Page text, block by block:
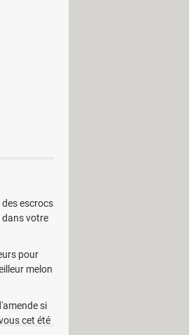
ces
de
fichiers
escrocs
dans votre
pour
melon
si
cet été